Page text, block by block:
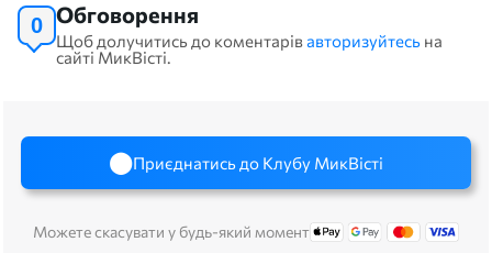
0 Обговорення
Щоб долучитись до коментарівавторизуйтесь на
сайті МикВісті.
Приєднатись до Клубу МикВісті
Можете скасувати у будь-який момент